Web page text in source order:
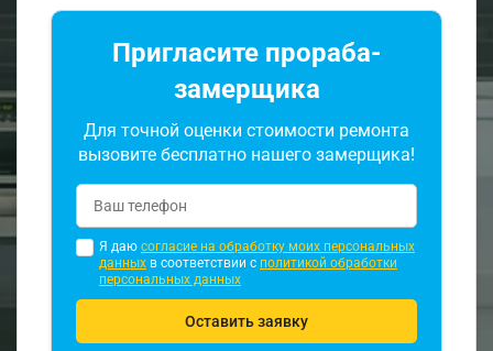
Пригласите прораба-
замерщика
Для точной оценки стоимости ремонта
вызовите бесплатно нашего замерщика!
Я даю согласие на обработку моих персональных
данных в соответствии с политикой обработки
персональных данных
Оставить заявку